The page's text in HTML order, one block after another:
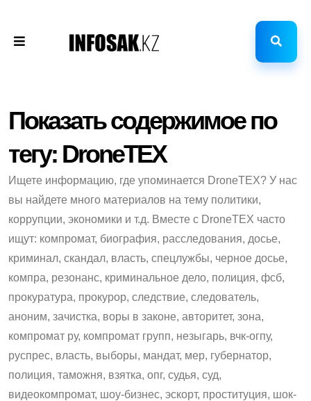
Показать содержимое по
тегу: DroneTEX
Ищете информацию, где упоминается DroneTEX? У нас
вы найдете много материалов на тему политики,
коррупции, экономики и т.д. Вместе с DroneTEX часто
ищут: компромат, биография, расследования, досье,
криминал, скандал, власть, спецлужбы, черное досье,
компра, резонанс, криминальное дело, полиция, фсб,
прокуратура, прокурор, следствие, следователь,
аноним, зачистка, воры в законе, авторитет, зона,
компромат ру, компромат групп, незыгарь, вчк-огпу,
руспрес, власть, выборы, мандат, мер, губернатор,
полиция, таможня, взятка, опг, судья, суд,
видеокомпромат, шоу-бизнес, эскорт, проституция, шок-